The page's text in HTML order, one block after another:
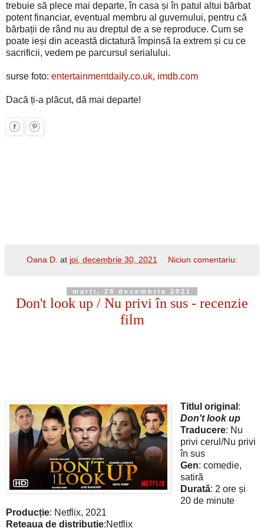
trebuie să plece mai departe, în casa și în patul altui bărbat
potent financiar, eventual membru al guvernului, pentru că
bărbații de rând nu au dreptul de a se reproduce. Cum se
poate ieși din această dictatură împinsă la extrem și cu ce
sacrificii, vedem pe parcursul serialului.
surse foto: entertainmentdaily.co.uk, imdb.com
Dacă ți-a plăcut, dă mai departe!
Oana D. at joi, decembrie 30, 2021 Niciun comentariu:
marți, 28 decembrie 2021
Don't look up / Nu privi în sus - recenzie
film
Titlul original :
Don't look up
Traducere: Nu
privi cerul/Nu privi
în sus
Gen: comedie,
satiră
Durată: 2 ore și
20 de minute
Producție: Netflix, 2021
Rețeaua de distribuție:Netflix